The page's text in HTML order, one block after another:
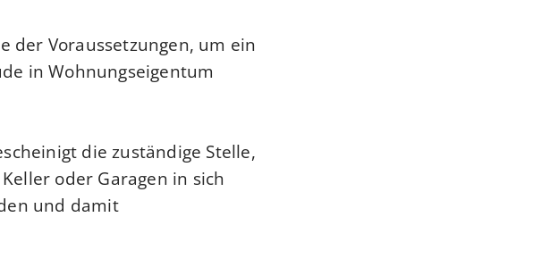
der Voraussetzungen, um ein
in Wohnungseigentum
die zuständige Stelle,
oder Garagen in sich
und damit